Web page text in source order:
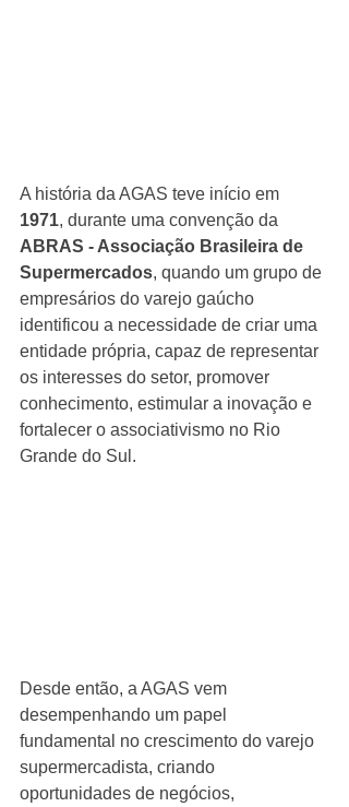
A história da AGAS teve início em
1971, durante uma convenção da
ABRAS - Associação Brasileira de
Supermercados, quando um grupo de
empresários do varejo gaúcho
identificou a necessidade de criar uma
entidade própria, capaz de representar
os interesses do setor, promover
conhecimento, estimular a inovação e
fortalecer o associativismo no Rio
Grande do Sul.
Desde então, a AGAS vem
desempenhando um papel
fundamental no crescimento do varejo
supermercadista, criando
oportunidades de negócios,